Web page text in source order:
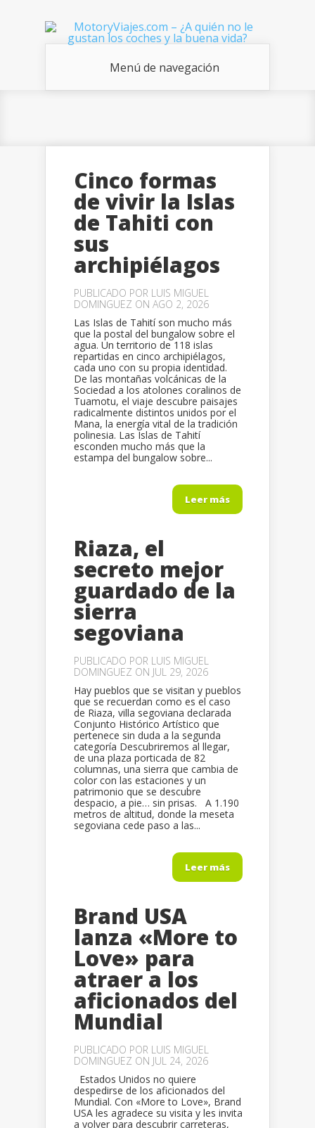
Menú de navegación
Cinco formas
de vivir la Islas
de Tahiti con
sus
archipiélagos
PUBLICADO POR LUIS MIGUEL
DOMINGUEZ ON AGO 2, 2026
Las Islas de Tahití son mucho más
que la postal del bungalow sobre el
agua. Un territorio de 118 islas
repartidas en cinco archipiélagos,
cada uno con su propia identidad.
De las montañas volcánicas de la
Sociedad a los atolones coralinos de
Tuamotu, el viaje descubre paisajes
radicalmente distintos unidos por el
Mana, la energía vital de la tradición
polinesia. Las Islas de Tahití
esconden mucho más que la
estampa del bungalow sobre...
Leer más
Riaza, el
secreto mejor
guardado de la
sierra
segoviana
PUBLICADO POR LUIS MIGUEL
DOMINGUEZ ON JUL 29, 2026
Hay pueblos que se visitan y pueblos
que se recuerdan como es el caso
de Riaza, villa segoviana declarada
Conjunto Histórico Artístico que
pertenece sin duda a la segunda
categoría Descubriremos al llegar,
de una plaza porticada de 82
columnas, una sierra que cambia de
color con las estaciones y un
patrimonio que se descubre
despacio, a pie… sin prisas. A 1.190
metros de altitud, donde la meseta
segoviana cede paso a las...
Leer más
Brand USA
lanza «More to
Love» para
atraer a los
aficionados del
Mundial
PUBLICADO POR LUIS MIGUEL
DOMINGUEZ ON JUL 24, 2026
Estados Unidos no quiere
despedirse de los aficionados del
Mundial. Con «More to Love», Brand
USA les agradece su visita y les invita
a volver para descubrir carreteras,